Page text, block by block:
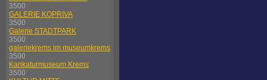
3500
GALERIE KOPRIVA
3500
Galerie STADTPARK
3500
galeriekrems im museumkrems
3500
Karikaturmuseum Krems
3500